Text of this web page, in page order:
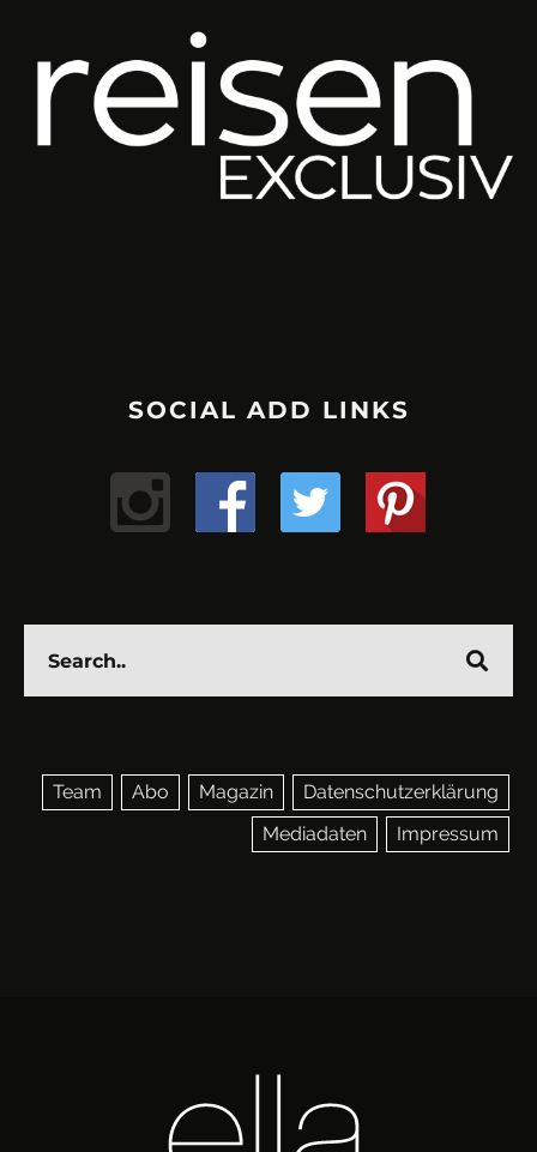
SOCIAL ADD LINKS
Team Abo Magazin
Datenschutzerklärung
Mediadaten
Impressum